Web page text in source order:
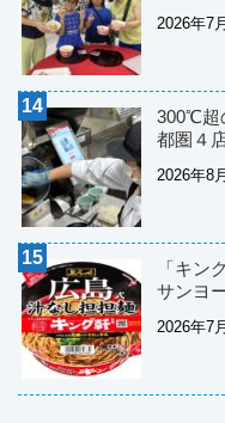
2026年7
300℃超
都圏４
2026年8
「キン
サンヨ
2026年7